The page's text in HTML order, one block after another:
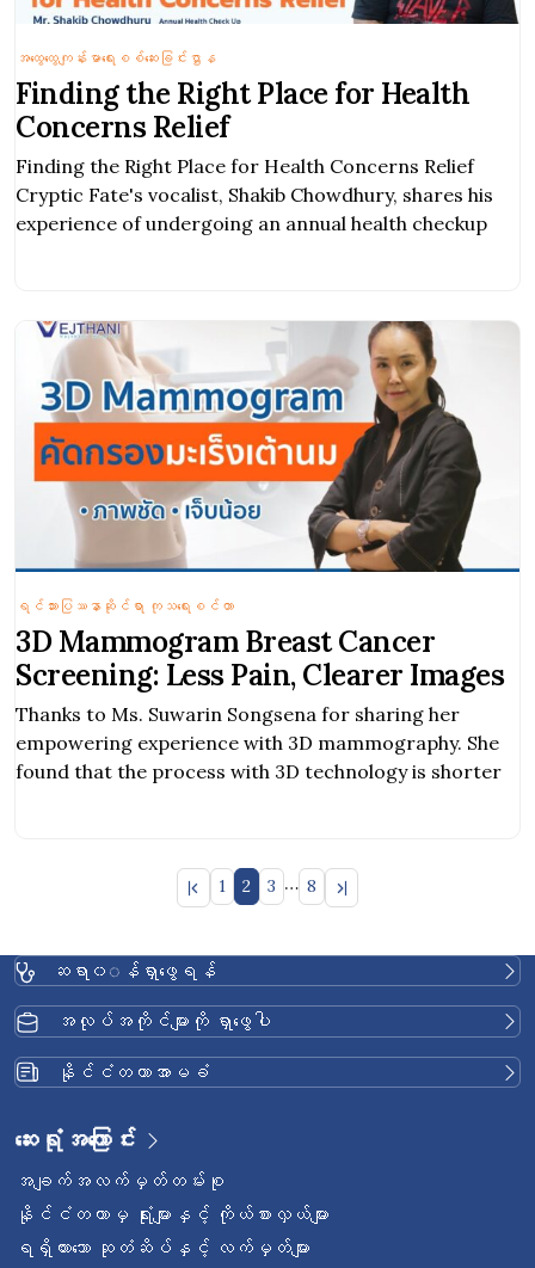
Finding the Right Place for Health
Concerns Relief
Finding the Right Place for Health Concerns Relief
Cryptic Fate's vocalist, Shakib Chowdhury, shares his
experience of undergoing an annual health checkup
အထွေထွေကျန်းမာရေးစစ်ဆေးခြင်းဌာန
3D Mammogram Breast Cancer
Screening: Less Pain, Clearer Images
Thanks to Ms. Suwarin Songsena for sharing her
empowering experience with 3D mammography. She
found that the process with 3D technology is shorter
ရင်သားပြဿနာဆိုင်ရာ ကုသရေးစင်တာ
1 2 3 … 8
ဆရာ၀◌န်ရှာဖွေရန်
အလုပ်အကိုင်များကို ရှာဖွေပါ
နိုင်ငံတကာအာမခံ
ဆေးရုံအကြောင်း
အချက်အလက်မှတ်တမ်းစု
နိုင်ငံတကာမှ ရုံးများနှင့် ကိုယ်စားလှယ်များ
ရရှိထားသော ဆုတံဆိပ်နှင့် လက်မှတ်များ